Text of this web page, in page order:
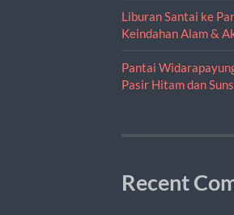
Liburan Santai ke
Keindahan Alam &
Pantai
Pasir Hitam dan
Recent